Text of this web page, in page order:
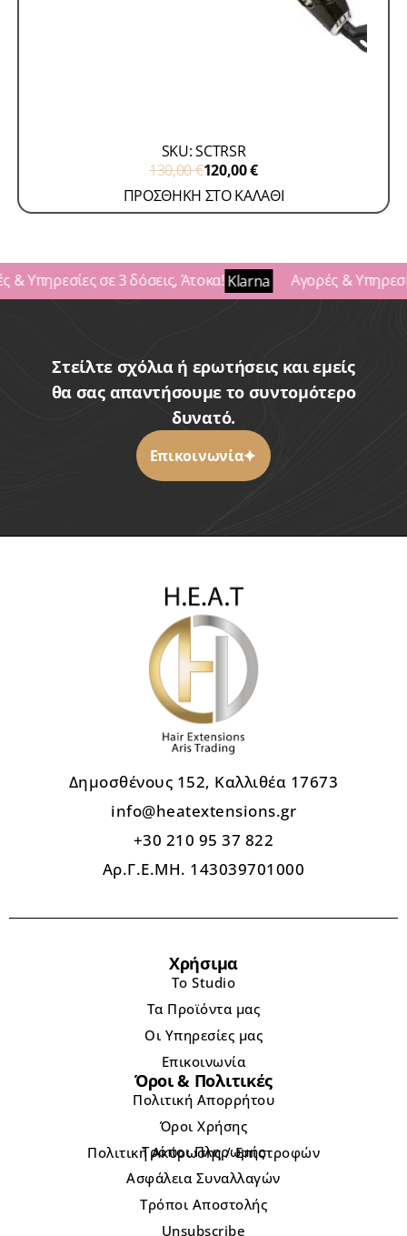
SKU: SCTRSR
130,00€120,00€
ΠΡΟΣΘΗΚΗ ΣΤΟ ΚΑΛΑΘΙ
& Υπηρεσίες σε 3 δόσεις, Άτοκα!Klarna Αγορές &
Στείλτε σχόλια ή ερωτήσεις και εμείς
θα σας απαντήσουμε το συντομότερο
δυνατό.
Επικοινωνία
Δημοσθένους 152, Καλλιθέα 17673
info@heatextensions.gr
+30 210 95 37 822
Αρ.Γ.Ε.ΜΗ. 143039701000
Χρήσιμα
Το Studio
Τα Προϊόντα μας
Οι Υπηρεσίες μας
Επικοινωνία
Όροι & Πολιτικές
Πολιτική Απορρήτου
Όροι Χρήσης
Πολιτική Ακύρωσης / Επιστροφών
Τρόποι Πληρωμής
Ασφάλεια Συναλλαγών
Τρόποι Αποστολής
Unsubscribe